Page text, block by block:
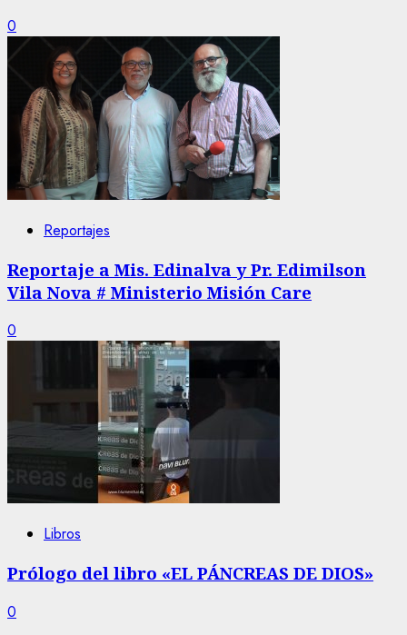
0
Reportajes
Reportaje a Mis. Edinalva y Pr. Edimilson
Vila Nova # Ministerio Misión Care
0
Libros
Prólogo del libro «EL PÁNCREAS DE DIOS»
0